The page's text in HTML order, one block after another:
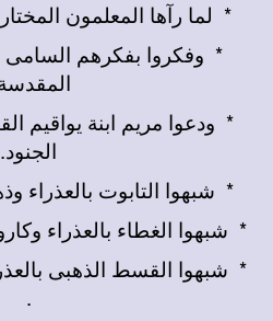
* لما رآها المعلمون
* وفكروا بفكرهم
* ودعوا مريم ابنة يواقيم
الجنود.
* شبهوا التابوت بالعذراء
* شبهوا الغطاء بالعذراء
* شبهوا القسط الذهبى
.